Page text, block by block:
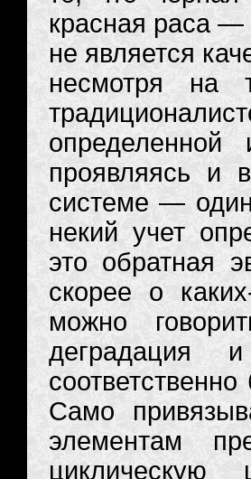
красная раса —
не является
несмотря на
определенной
проявляясь и
системе —
некий учет
это обратная
скорее о
можно
деградация
Само
элементам
циклическую